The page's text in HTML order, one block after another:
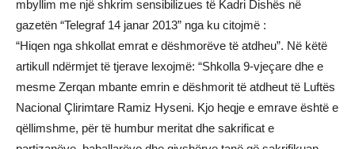
mbyllim me një shkrim sensibilizues të Kadri Dishës në
gazetën “Telegraf 14 janar 2013” nga ku citojmë :
“Hiqen nga shkollat emrat e dëshmorëve të atdheu”. Në këtë
artikull ndërmjet të tjerave lexojmë: “Shkolla 9-vjeçare dhe e
mesme Zerqan mbante emrin e dëshmorit të atdheut të Luftës
Nacional Çlirimtare Ramiz Hyseni. Kjo heqje e emrave është e
qëllimshme, për të humbur meritat dhe sakrificat e